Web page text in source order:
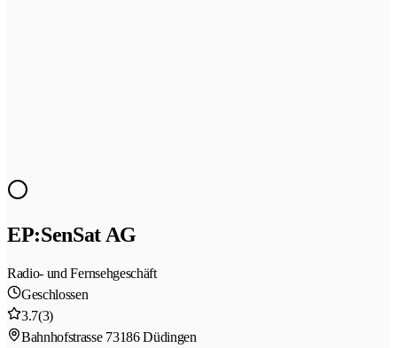
EP:SenSat AG
Radio- und Fernsehgeschäft
Geschlossen
3.7(3)
Bahnhofstrasse 73186 Düdingen